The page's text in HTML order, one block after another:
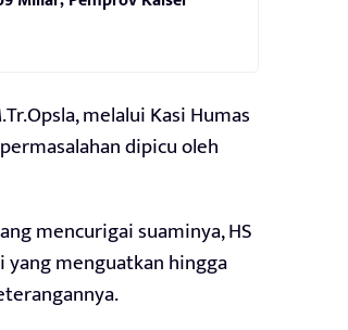
melalui Kasi Humas
dipicu oleh
mencurigai suaminya, HS
yang menguatkan hingga